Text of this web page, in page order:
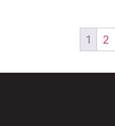
1 2